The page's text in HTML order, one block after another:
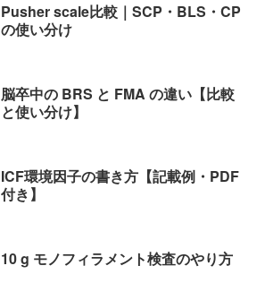
Pusher scale比較｜SCP・BLS・CP
の使い分け
脳卒中の BRS と FMA の違い【比較
と使い分け】
ICF環境因子の書き方【記載例・PDF
付き】
10 g モノフィラメント検査のやり方